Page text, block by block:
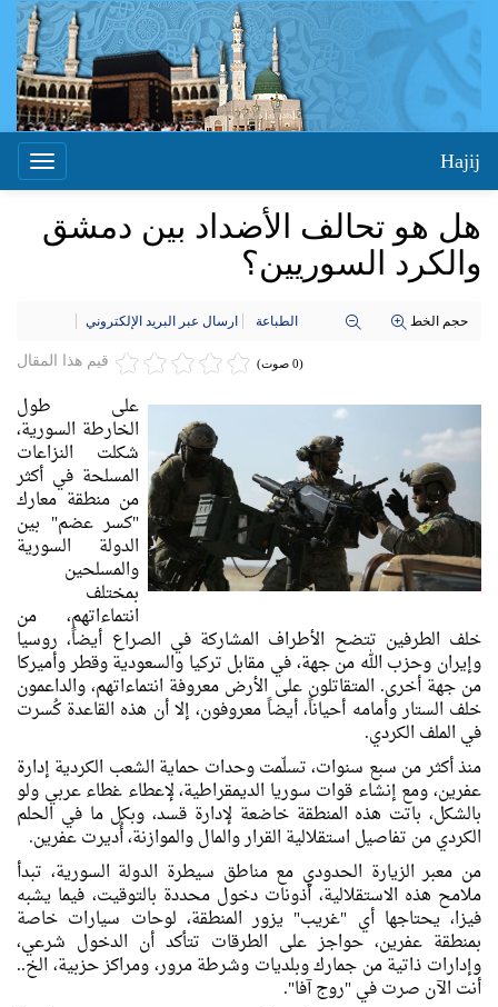
Toggle
Hajij
هل هو تحالف الأضداد بين دمشق
والكرد السوريين؟
حجم الخط الطباعة ارسال عبر البريد الإلكتروني
قيم هذا المقال (0 صوت)
على طول
الخارطة السورية،
شكلت النزاعات
المسلحة في أكثر
من منطقة معارك
"كسر عضم" بين
الدولة السورية
والمسلحين
بمختلف
انتماءاتهم، من
خلف الطرفين تتضح الأطراف المشاركة في الصراع أيضاً، روسيا
وإيران وحزب الله من جهة، في مقابل تركيا والسعودية وقطر وأميركا
من جهة أخرى. المتقاتلون على الأرض معروفة انتماءاتهم، والداعمون
خلف الستار وأمامه أحياناً، أيضاً معروفون، إلا أن هذه القاعدة كُسرت
في الملف الكردي.
منذ أكثر من سبع سنوات، تسلّمت وحدات حماية الشعب الكردية إدارة
عفرين، ومع إنشاء قوات سوريا الديمقراطية، لإعطاء غطاء عربي ولو
بالشكل، باتت هذه المنطقة خاضعة لإدارة قسد، وبكل ما في الحلم
الكردي من تفاصيل استقلالية القرار والمال والموازنة، أُديرت عفرين.
من معبر الزيارة الحدودي مع مناطق سيطرة الدولة السورية، تبدأ
ملامح هذه الاستقلالية، أذونات دخول محددة بالتوقيت، فيما يشبه
فيزا، يحتاجها أي "غريب" يزور المنطقة، لوحات سيارات خاصة
بمنطقة عفرين، حواجز على الطرقات تتأكد أن الدخول شرعي،
وإدارات ذاتية من جمارك وبلديات وشرطة مرور، ومراكز حزبية، الخ..
أنت الآن صرت في "روج آفا".